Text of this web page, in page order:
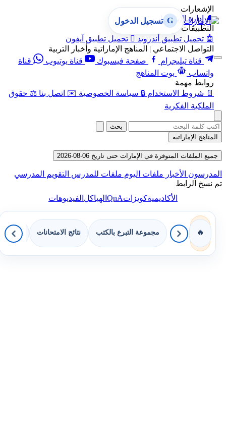
الإشعارات
🔔 إدارة الإشعارات
التطبيقات
🤖 تحميل تطبيق أندرويد  تحميل تطبيق آيفون
التواصل الاجتماعي | المناهج الإماراتية وأخبار التربية
قناة تيليجرام
صفحة فيسبوك قناة يوتيوب
قناة
واتساب
بوت المناهج
روابط مهمة
📄 شروط الاستخدام 🔒 سياسة الخصوصية ✉️ اتصل بنا ⚖️ حقوق
الملكية الفكرية
G تسجيل الدخول
بحث
المناهج الإماراتية
جميع الملفات المتوفرة في الإمارات حتى تاريخ 06-08-2026
المدرسون الأخبار ملفات اليوم ملفات للمدرس التقويم المدرسي
تم نسخ الرابط
الأكاديميةكويزاتQnAالهياكلالفيديوهات
🔥 مجموعة التبرع بالكتب نتائج الامتحانات